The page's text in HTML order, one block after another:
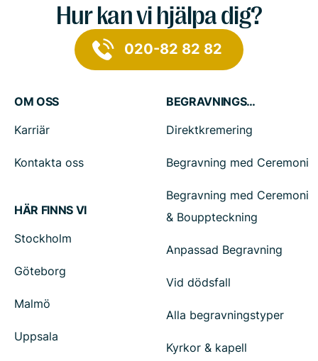
Hur kan vi hjälpa dig?
020-82 82 82
OM OSS
Karriär
Kontakta oss
HÄR FINNS VI
Stockholm
Göteborg
Malmö
Uppsala
BEGRAVNINGSTJÄNSTER
Direktkremering
Begravning med Ceremoni
Begravning med Ceremoni
& Bouppteckning
Anpassad Begravning
Vid dödsfall
Alla begravningstyper
Kyrkor & kapell